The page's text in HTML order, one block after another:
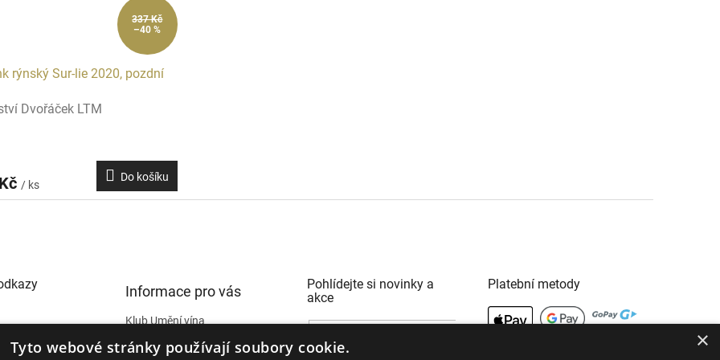
337 Kč
–40 %
rýnský Sur-lie 2020, pozdní
Dvořáček LTM
/ ks
Do košíku
účet
Informace pro vás
Klub Umění vína
Soutěže
Pohlídejte si novinky a
akce
Platební metody
×
Tyto webové stránky používají soubory cookie.